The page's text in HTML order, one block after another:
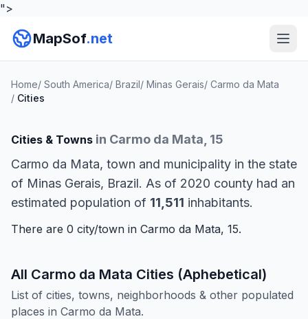
">
MapSof.net
Home/ South America/ Brazil/ Minas Gerais/ Carmo da Mata
/ Cities
Cities & Towns in Carmo da Mata, 15
Carmo da Mata, town and municipality in the state
of Minas Gerais, Brazil. As of 2020 county had an
estimated population of 11,511 inhabitants.
There are 0 city/town in Carmo da Mata, 15.
All Carmo da Mata Cities (Aphebetical)
List of cities, towns, neighborhoods & other populated
places in Carmo da Mata.